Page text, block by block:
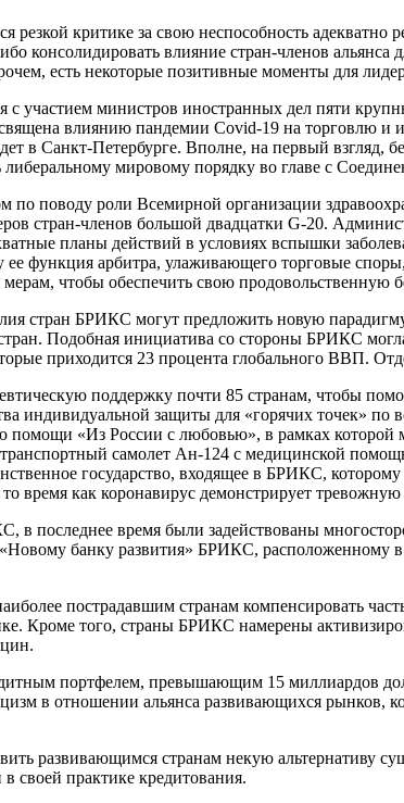
резкой критике за свою неспособность
консолидировать влияние стран-членов альянса
есть некоторые позитивные моменты для
с участием министров иностранных дел пяти
влиянию пандемии Covid-19 на торговлю и
в Санкт-Петербурге. Вполне, на первый взгляд,
мировому порядку во главе с
поводу роли Всемирной организации
стран-членов большой двадцатки G-20.
планы действий в условиях вспышки
ее функция арбитра, улаживающего торговые
чтобы обеспечить свою продовольственную
стран БРИКС могут предложить новую
Подобная инициатива со стороны БРИКС
приходится 23 процента глобального ВВП.
поддержку почти 85 странам, чтобы
индивидуальной защиты для «горячих точек»
помощи «Из России с любовью», в рамках которой
самолет Ан-124 с медицинской
государство, входящее в БРИКС,
время как коронавирус демонстрирует
последнее время были задействованы
банку развития» БРИКС, расположенному
пострадавшим странам компенсировать
того, страны БРИКС намерены
портфелем, превышающим 15 миллиардов
в отношении альянса развивающихся рынков,
развивающимся странам некую альтернативу
своей практике кредитования.